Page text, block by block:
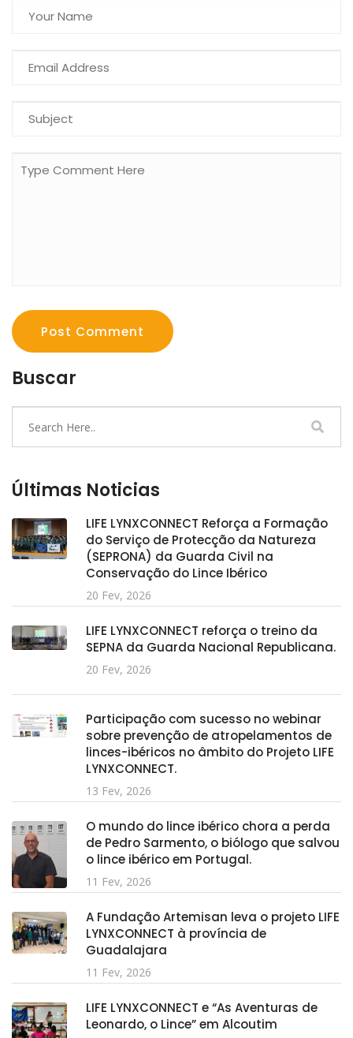
Post Comment
Buscar
Últimas Noticias
LIFE LYNXCONNECT Reforça a Formação
do Serviço de Protecção da Natureza
(SEPRONA) da Guarda Civil na
Conservação do Lince Ibérico
20 Fev, 2026
LIFE LYNXCONNECT reforça o treino da
SEPNA da Guarda Nacional Republicana.
20 Fev, 2026
Participação com sucesso no webinar
sobre prevenção de atropelamentos de
linces-ibéricos no âmbito do Projeto LIFE
LYNXCONNECT.
13 Fev, 2026
O mundo do lince ibérico chora a perda
de Pedro Sarmento, o biólogo que salvou
o lince ibérico em Portugal.
11 Fev, 2026
A Fundação Artemisan leva o projeto LIFE
LYNXCONNECT à província de
Guadalajara
11 Fev, 2026
LIFE LYNXCONNECT e “As Aventuras de
Leonardo, o Lince” em Alcoutim